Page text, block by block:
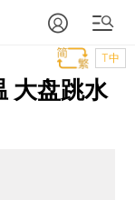
T中
大盘跳水